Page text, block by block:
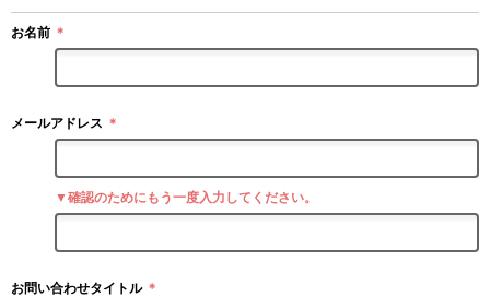
お名前 ＊
メールアドレス ＊
▼確認のためにもう一度入力してください。
お問い合わせタイトル ＊